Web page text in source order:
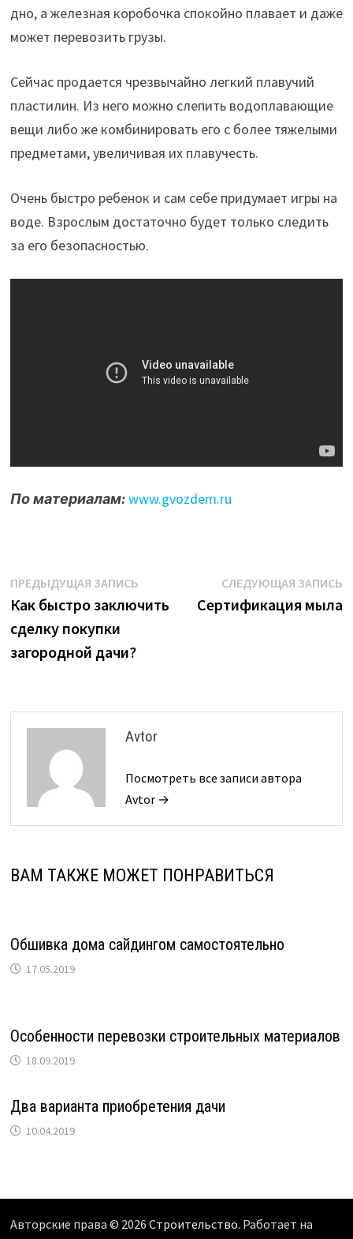
дно, а железная коробочка спокойно плавает и даже
может перевозить грузы.
Сейчас продается чрезвычайно легкий плавучий
пластилин. Из него можно слепить водоплавающие
вещи либо же комбинировать его с более тяжелыми
предметами, увеличивая их плавучесть.
Очень быстро ребенок и сам себе придумает игры на
воде. Взрослым достаточно будет только следить
за его безопасностью.
По материалам:www.gvozdem.ru
Навигация
по
записям
ПРЕДЫДУЩАЯ ЗАПИСЬПредыдущая
запись:
Как быстро заключить
сделку покупки
загородной дачи?
СЛЕДУЮЩАЯ ЗАПИСЬ
Сертификация мыла
Avtor
Посмотреть все записи автора
Avtor →
ВАМ ТАКЖЕ МОЖЕТ ПОНРАВИТЬСЯ
Обшивка дома сайдингом самостоятельно
17.05.2019
Особенности перевозки строительных материалов
18.09.2019
Два варианта приобретения дачи
10.04.2019
Авторские права © 2026 Строительство. Работает на